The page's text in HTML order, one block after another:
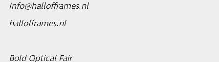
Info@hallofframes.nl
hallofframes.nl
Bold Optical Fair